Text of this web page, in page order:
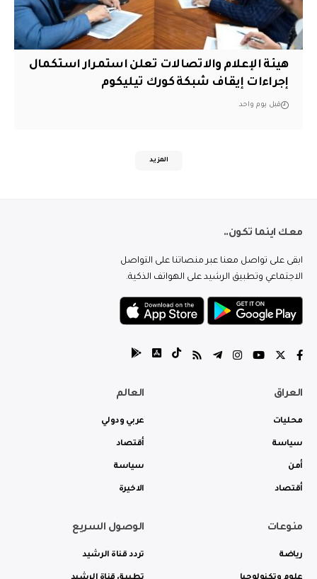
هيئة الإعلام والاتصالات تعلن استمرار استكمال
إجراءات إيقاف شبكة كورك تيليكوم
قبل يوم واحد
المزيد
معك اينما تكون..
ابقى على تواصل معنا عبر منصاتنا على التواصل
الاجتماعي وتطبيق الرشيد على الهواتف الذكية.
العراق
محليات
سياسة
أمن
أقتصاد
العالم
عربي ودولي
أقتصاد
سياسة
الاخيرة
منوعات
رياضة
الوصول السريع
تردد قناة الرشيد